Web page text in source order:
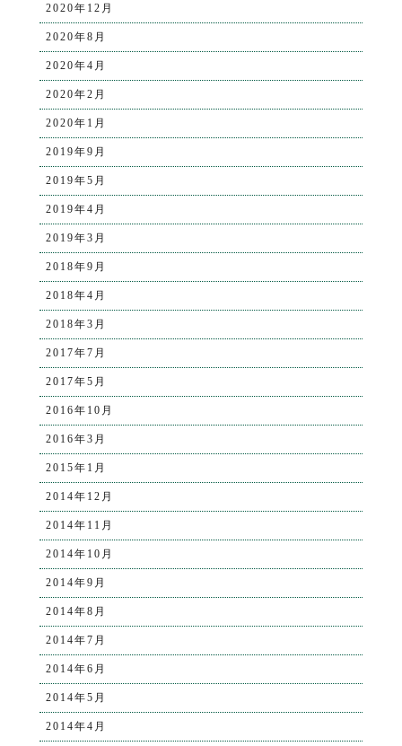
2020年12月
2020年8月
2020年4月
2020年2月
2020年1月
2019年9月
2019年5月
2019年4月
2019年3月
2018年9月
2018年4月
2018年3月
2017年7月
2017年5月
2016年10月
2016年3月
2015年1月
2014年12月
2014年11月
2014年10月
2014年9月
2014年8月
2014年7月
2014年6月
2014年5月
2014年4月